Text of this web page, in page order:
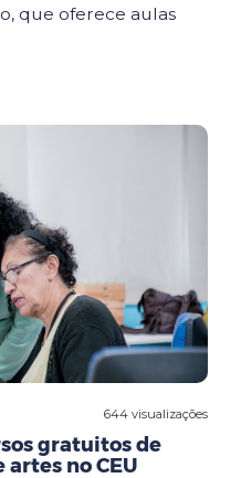
que oferece aulas
644 visualizações
gratuitos de
no CEU